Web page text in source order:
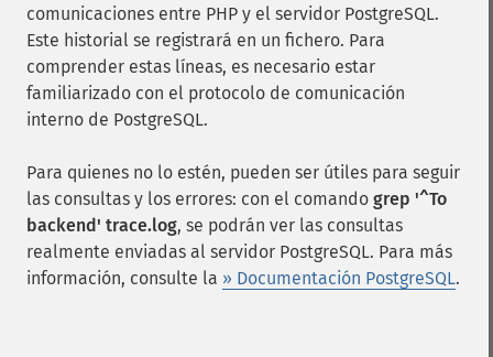
comunicaciones entre PHP y el servidor PostgreSQL.
Este historial se registrará en un fichero. Para
comprender estas líneas, es necesario estar
familiarizado con el protocolo de comunicación
interno de PostgreSQL.
Para quienes no lo estén, pueden ser útiles para seguir
las consultas y los errores: con el comando grep '^To
backend' trace.log, se podrán ver las consultas
realmente enviadas al servidor PostgreSQL. Para más
información, consulte la » Documentación PostgreSQL.